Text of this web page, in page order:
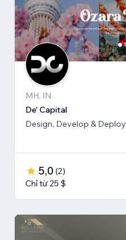
MH, IN
De' Capital
Design, Develop & Deploy
5,0 (2)
Chỉ từ 25 $